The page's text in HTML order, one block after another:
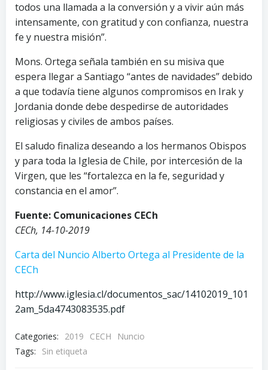
todos una llamada a la conversión y a vivir aún más
intensamente, con gratitud y con confianza, nuestra
fe y nuestra misión”.
Mons. Ortega señala también en su misiva que
espera llegar a Santiago “antes de navidades” debido
a que todavía tiene algunos compromisos en Irak y
Jordania donde debe despedirse de autoridades
religiosas y civiles de ambos países.
El saludo finaliza deseando a los hermanos Obispos
y para toda la Iglesia de Chile, por intercesión de la
Virgen, que les “fortalezca en la fe, seguridad y
constancia en el amor”.
Fuente: Comunicaciones CECh
CECh, 14-10-2019
Carta del Nuncio Alberto Ortega al Presidente de la
CECh
http://www.iglesia.cl/documentos_sac/14102019_101
2am_5da4743083535.pdf
Categories: 2019 CECH
Nuncio
Tags:
Sin etiqueta